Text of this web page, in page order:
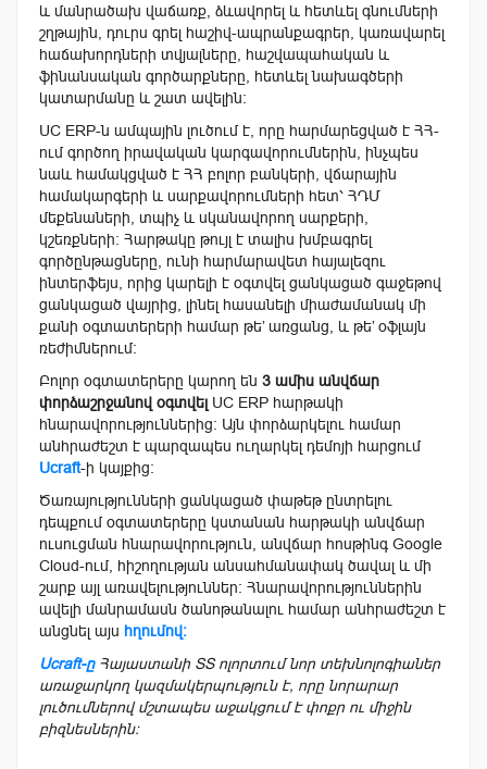
և մանրածախ վաճառք, ձևավորել և հետևել գնումների
շղթային, դուրս գրել հաշիվ-ապրանքագրեր, կառավարել
հաճախորդների տվյալները, հաշվապահական և
ֆինանսական գործարքները, հետևել նախագծերի
կատարմանը և շատ ավելին։
UC ERP-ն ամպային լուծում է, որը հարմարեցված է ՀՀ-
ում գործող իրավական կարգավորումներին, ինչպես
նաև համակցված է ՀՀ բոլոր բանկերի, վճարային
համակարգերի և սարքավորումների հետ՝ ՀԴՄ
մեքենաների, տպիչ և սկանավորող սարքերի,
կշեռքների: Հարթակը թույլ է տալիս խմբագրել
գործընթացները, ունի հարմարավետ հայալեզու
ինտերֆեյս, որից կարելի է օգտվել ցանկացած գաջեթով
ցանկացած վայրից, լինել հասանելի միաժամանակ մի
քանի օգտատերերի համար թե’ առցանց, և թե’ օֆլայն
ռեժիմներում:
Բոլոր օգտատերերը կարող են 3 ամիս անվճար
փորձաշրջանով օգտվել UC ERP հարթակի
հնարավորություններից։ Այն փորձարկելու համար
անհրաժեշտ է պարզապես ուղարկել դեմոյի հարցում
Ucraft-ի կայքից:
Ծառայությունների ցանկացած փաթեթ ընտրելու
դեպքում օգտատերերը կստանան հարթակի անվճար
ուսուցման հնարավորություն, անվճար հոսթինգ Google
Cloud-ում, հիշողության անսահմանափակ ծավալ և մի
շարք այլ առավելություններ։ Հնարավորություններին
ավելի մանրամասն ծանոթանալու համար անհրաժեշտ է
անցնել այս հղումով։
Ucraft-ը Հայաստանի ՏՏ ոլորտում նոր տեխնոլոգիաներ
առաջարկող կազմակերպություն է, որը նորարար
լուծումներով մշտապես աջակցում է փոքր ու միջին
բիզնեսներին։